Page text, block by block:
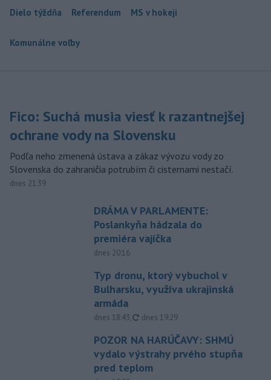
Dielo týždňa Referendum MS v hokeji
Komunálne voľby
Fico: Suchá musia viesť k razantnejšej
ochrane vody na Slovensku
Podľa neho zmenená ústava a zákaz vývozu vody zo
Slovenska do zahraničia potrubím či cisternami nestačí.
dnes 21:39
DRÁMA V PARLAMENTE:
Poslankyňa hádzala do
premiéra vajíčka
dnes 20:16
Typ dronu, ktorý vybuchol v
Bulharsku, využíva ukrajinská
armáda
dnes 18:43, aktualizované
dnes 19:29
POZOR NA HARÚČAVY: SHMÚ
vydalo výstrahy prvého stupňa
pred teplom